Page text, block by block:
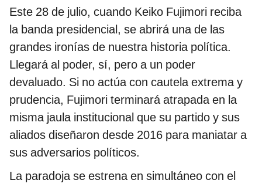
Este 28 de julio, cuando Keiko Fujimori reciba
la banda presidencial, se abrirá una de las
grandes ironías de nuestra historia política.
Llegará al poder, sí, pero a un poder
devaluado. Si no actúa con cautela extrema y
prudencia, Fujimori terminará atrapada en la
misma jaula institucional que su partido y sus
aliados diseñaron desde 2016 para maniatar a
sus adversarios políticos.
La paradoja se estrena en simultáneo con el